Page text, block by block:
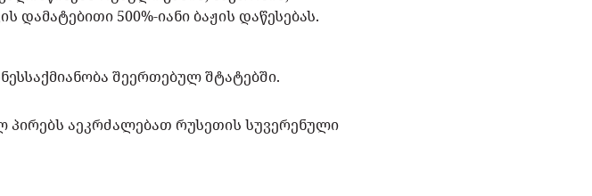
500%-იანი ბაჟის დაწესებას.
შეერთებულ შტატებში.
აეკრძალებათ რუსეთის სუვერენული